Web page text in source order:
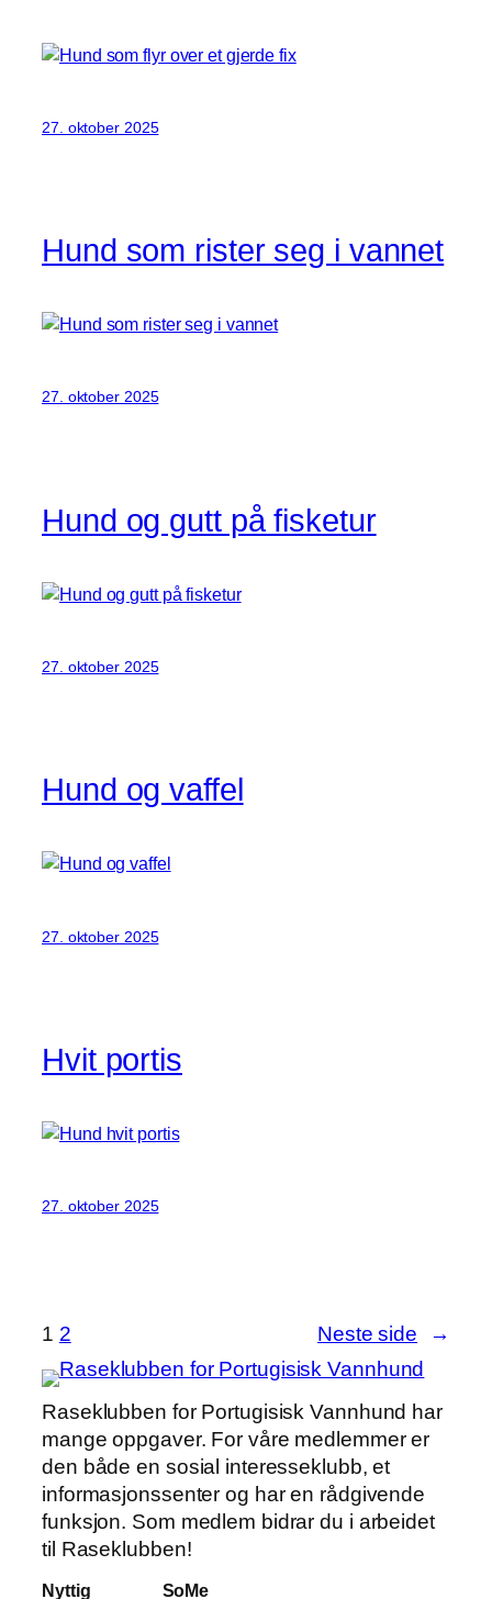
27. oktober 2025
Hund som rister seg i vannet
27. oktober 2025
Hund og gutt på fisketur
27. oktober 2025
Hund og vaffel
27. oktober 2025
Hvit portis
27. oktober 2025
1 2 Neste side →
Raseklubben for Portugisisk Vannhund har
mange oppgaver. For våre medlemmer er
den både en sosial interesseklubb, et
informasjonssenter og har en rådgivende
funksjon. Som medlem bidrar du i arbeidet
til Raseklubben!
Nyttig SoMe